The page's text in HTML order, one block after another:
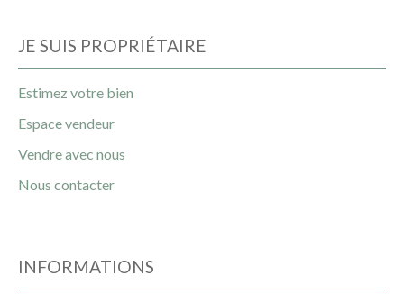
JE SUIS PROPRIÉTAIRE
Estimez votre bien
Espace vendeur
Vendre avec nous
Nous contacter
INFORMATIONS